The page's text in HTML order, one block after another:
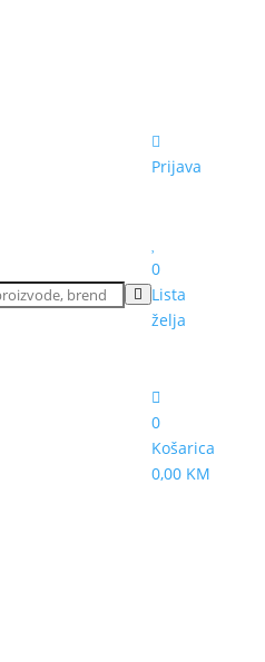
Prijava
0
Lista
želja
0
Košarica
0,00 KM